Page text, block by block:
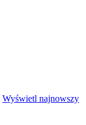
Wyświetl najnowszy